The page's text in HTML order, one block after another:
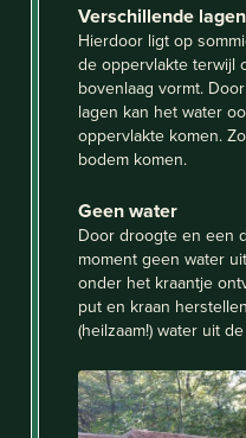
Verschillende lagen
Hierdoor ligt op
de oppervlakte terwijl
bovenlaag vormt.
lagen kan het water
oppervlakte komen.
bodem komen.
Geen water
Door droogte en een
moment geen water
onder het kraantje
put en kraan
(heilzaam!) water uit